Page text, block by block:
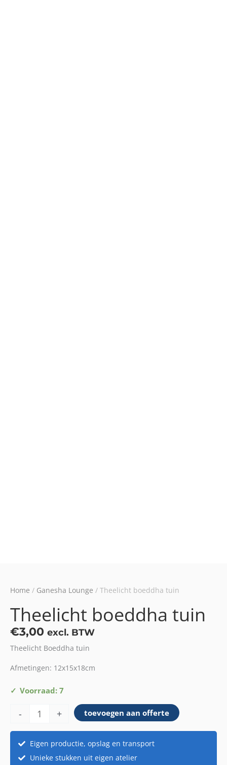
Home / Ganesha Lounge / Theelicht boeddha tuin
Theelicht boeddha tuin
€3,00 excl. BTW
Theelicht Boeddha tuin
Afmetingen: 12x15x18cm
Voorraad: 7
-
Theelicht
tuin
+ toevoegen aan offerte
Eigen productie, opslag en transport
Unieke stukken uit eigen atelier